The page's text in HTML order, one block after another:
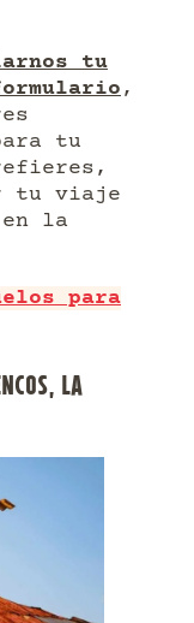
tu
,
tu
tu viaje
en la
para
LA